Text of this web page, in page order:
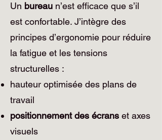
Un bureau n’est efficace que s’il
est confortable. J’intègre des
principes d’ergonomie pour réduire
la fatigue et les tensions
structurelles :
hauteur optimisée des plans de
travail
positionnement des écrans et axes
visuels